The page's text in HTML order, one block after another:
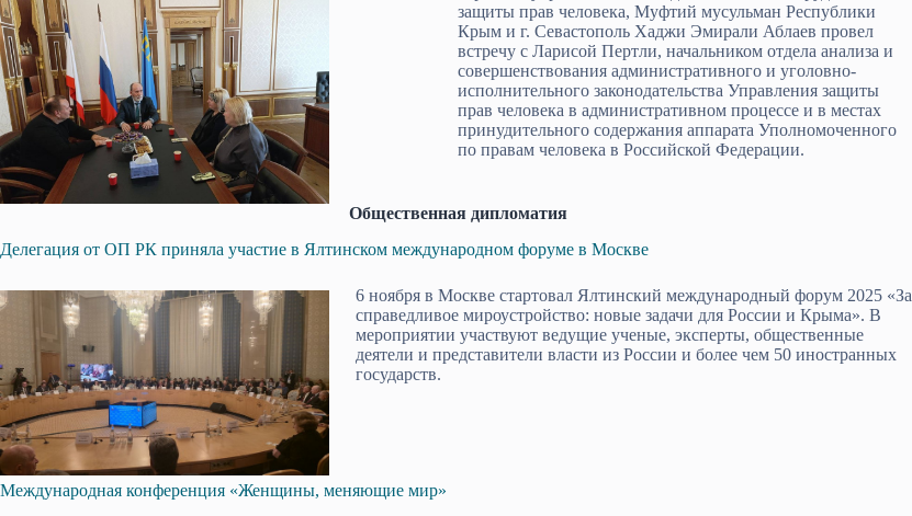
защиты прав человека, Муфтий мусульман Республики
Крым и г. Севастополь Хаджи Эмирали Аблаев провел
встречу с Ларисой Пертли, начальником отдела анализа и
совершенствования административного и уголовно-
исполнительного законодательства Управления защиты
прав человека в административном процессе и в местах
принудительного содержания аппарата Уполномоченного
по правам человека в Российской Федерации.
Общественная дипломатия
Делегация от ОП РК приняла участие в Ялтинском международном форуме в Москве
6 ноября в Москве стартовал Ялтинский международный форум 2025 «За
справедливое мироустройство: новые задачи для России и Крыма». В
мероприятии участвуют ведущие ученые, эксперты, общественные
деятели и представители власти из России и более чем 50 иностранных
государств.
Международная конференция «Женщины, меняющие мир»